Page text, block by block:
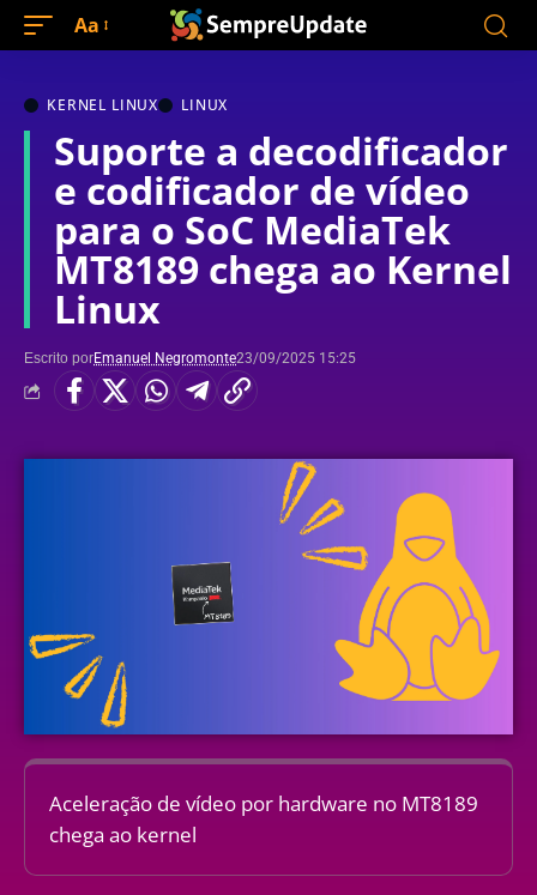
Aa
KERNEL LINUX LINUX
Suporte a decodificador
e codificador de vídeo
para o SoC MediaTek
MT8189 chega ao Kernel
Linux
Escrito porEmanuel Negromonte23/09/2025 15:25
Aceleração de vídeo por hardware no MT8189
chega ao kernel